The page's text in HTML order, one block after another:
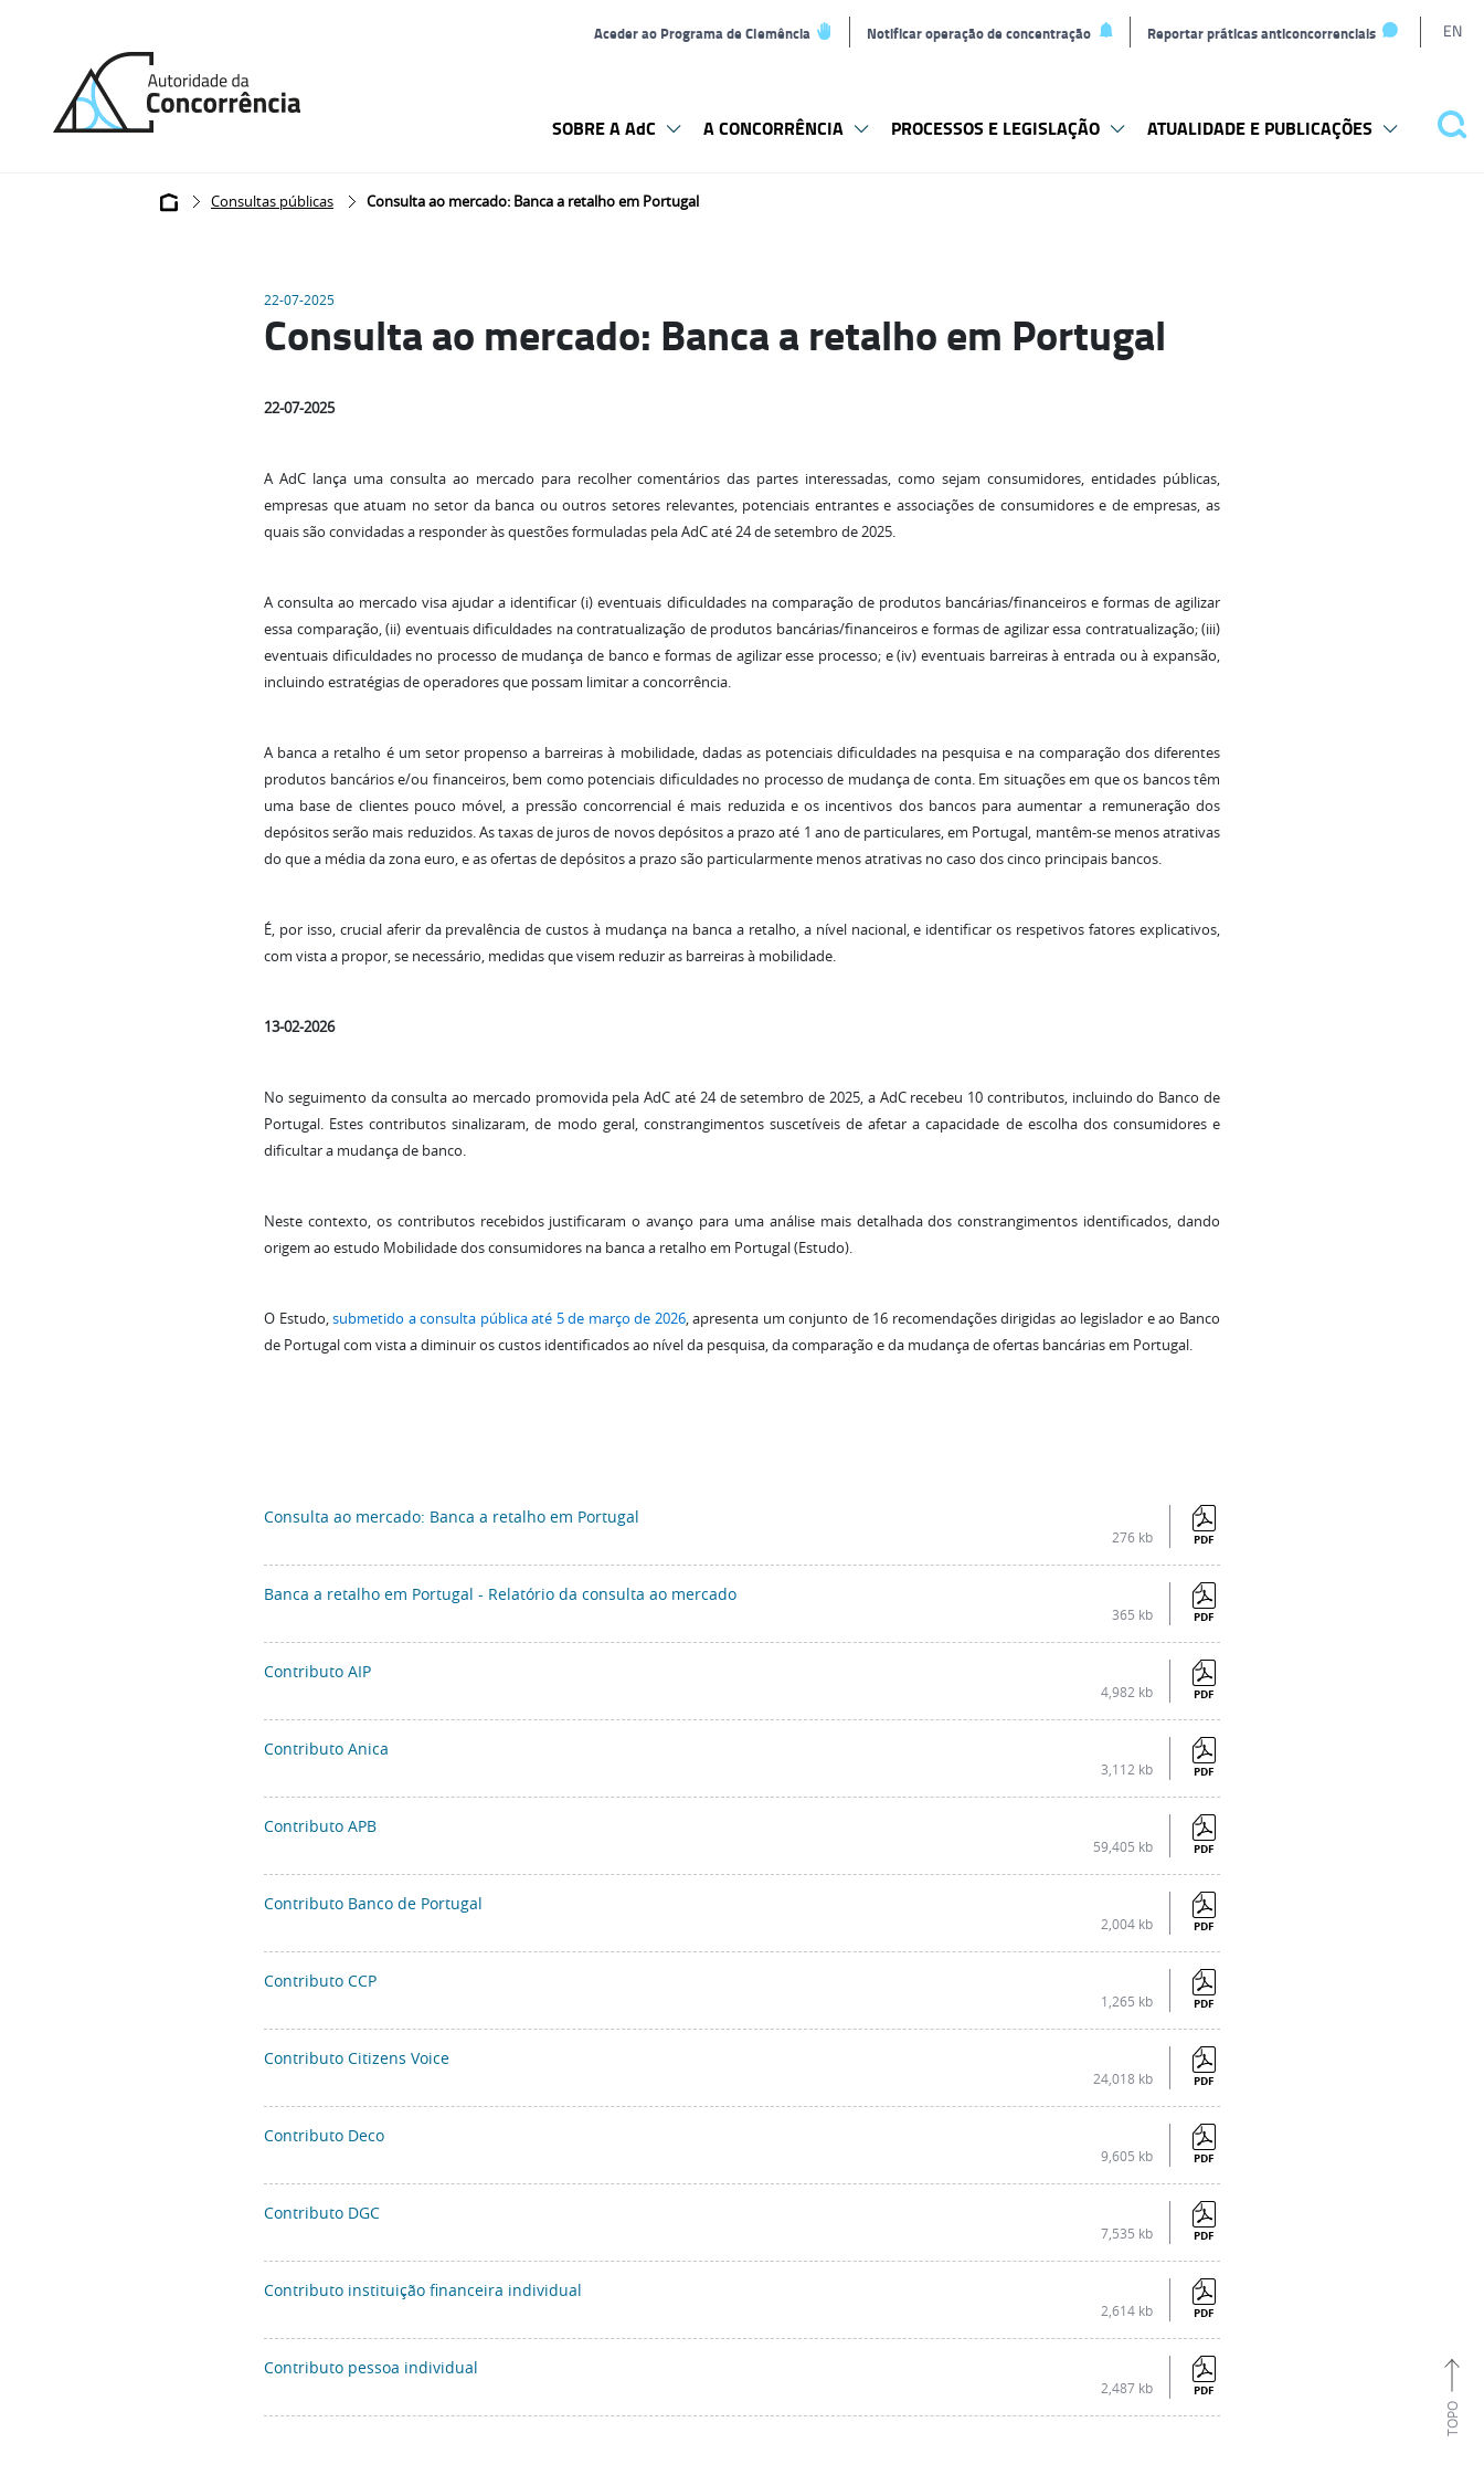
Aceder ao Programa de Clemência Notificar operação de concentração Reportar práticas anticoncorrenciais EN
home
SOBRE A AdC A CONCORRÊNCIA PROCESSOS E LEGISLAÇÃO ATUALIDADE E PUBLICAÇÕES
Breadcrumb
Consultas públicas Consulta ao mercado: Banca a retalho em Portugal
22-07-2025
Consulta ao mercado: Banca a retalho em Portugal
22-07-2025
A AdC lança uma consulta ao mercado para recolher comentários das partes interessadas, como sejam consumidores, entidades públicas,
empresas que atuam no setor da banca ou outros setores relevantes, potenciais entrantes e associações de consumidores e de empresas, as
quais são convidadas a responder às questões formuladas pela AdC até 24 de setembro de 2025.
A consulta ao mercado visa ajudar a identificar (i) eventuais dificuldades na comparação de produtos bancárias/financeiros e formas de agilizar
essa comparação, (ii) eventuais dificuldades na contratualização de produtos bancárias/financeiros e formas de agilizar essa contratualização; (iii)
eventuais dificuldades no processo de mudança de banco e formas de agilizar esse processo; e (iv) eventuais barreiras à entrada ou à expansão,
incluindo estratégias de operadores que possam limitar a concorrência.
A banca a retalho é um setor propenso a barreiras à mobilidade, dadas as potenciais dificuldades na pesquisa e na comparação dos diferentes
produtos bancários e/ou financeiros, bem como potenciais dificuldades no processo de mudança de conta. Em situações em que os bancos têm
uma base de clientes pouco móvel, a pressão concorrencial é mais reduzida e os incentivos dos bancos para aumentar a remuneração dos
depósitos serão mais reduzidos. As taxas de juros de novos depósitos a prazo até 1 ano de particulares, em Portugal, mantêm-se menos atrativas
do que a média da zona euro, e as ofertas de depósitos a prazo são particularmente menos atrativas no caso dos cinco principais bancos.
É, por isso, crucial aferir da prevalência de custos à mudança na banca a retalho, a nível nacional, e identificar os respetivos fatores explicativos,
com vista a propor, se necessário, medidas que visem reduzir as barreiras à mobilidade.
13-02-2026
No seguimento da consulta ao mercado promovida pela AdC até 24 de setembro de 2025, a AdC recebeu 10 contributos, incluindo do Banco de
Portugal. Estes contributos sinalizaram, de modo geral, constrangimentos suscetíveis de afetar a capacidade de escolha dos consumidores e
dificultar a mudança de banco.
Neste contexto, os contributos recebidos justificaram o avanço para uma análise mais detalhada dos constrangimentos identificados, dando
origem ao estudo Mobilidade dos consumidores na banca a retalho em Portugal (Estudo).
O Estudo,submetido a consulta pública até 5 de março de 2026, apresenta um conjunto de 16 recomendações dirigidas ao legislador e ao Banco
de Portugal com vista a diminuir os custos identificados ao nível da pesquisa, da comparação e da mudança de ofertas bancárias em Portugal.
Consulta ao mercado: Banca a retalho em Portugal
276 kb PDF
Banca a retalho em Portugal - Relatório da consulta ao mercado
365 kb PDF
Contributo AIP
4,982 kb PDF
Contributo Anica
3,112 kb PDF
Contributo APB
59,405 kb PDF
Contributo Banco de Portugal
2,004 kb PDF
Contributo CCP
1,265 kb PDF
Contributo Citizens Voice
24,018 kb PDF
Contributo Deco
9,605 kb PDF
Contributo DGC
7,535 kb PDF
Contributo instituição financeira individual
2,614 kb PDF
Contributo pessoa individual
2,487 kb PDF
TOPO